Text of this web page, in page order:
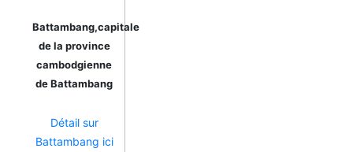
Battambang,capitale
de la province
cambodgienne
de Battambang
Détail sur
Battambang ici